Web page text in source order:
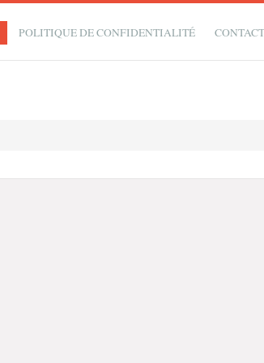
POLITIQUE DE CONFIDENTIALITÉ